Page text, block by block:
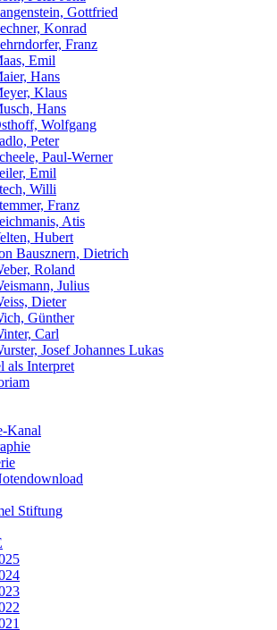
Gottfried
Konrad
Franz
Emil
Hans
Klaus
Hans
Wolfgang
Peter
Paul-Werner
Emil
Willi
Franz
Atis
Hubert
Bausznern, Dietrich
Roland
Julius
Dieter
Günther
Carl
Josef Johannes Lukas
als Interpret
Kanal
Stiftung